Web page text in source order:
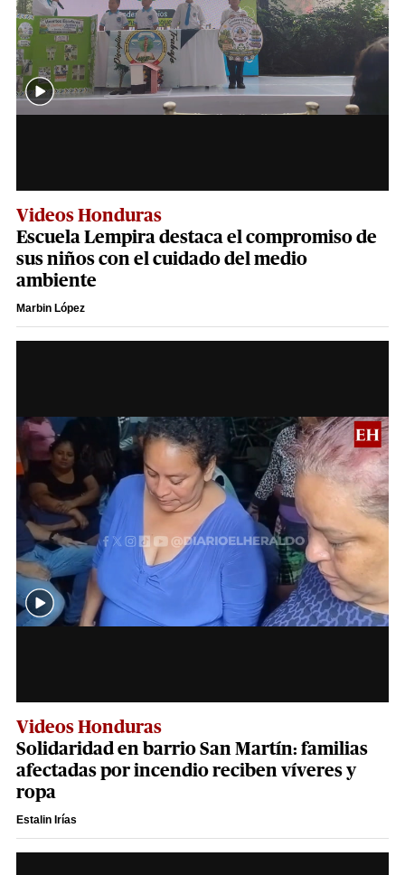
Videos Honduras
Escuela Lempira destaca el compromiso de
sus niños con el cuidado del medio
ambiente
Marbin López
Videos Honduras
Solidaridad en barrio San Martín: familias
afectadas por incendio reciben víveres y
ropa
Estalin Irías